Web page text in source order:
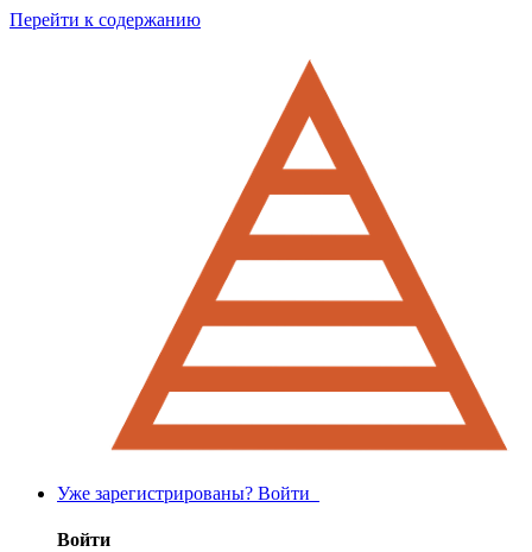
Перейти к содержанию
Уже зарегистрированы? Войти
Войти